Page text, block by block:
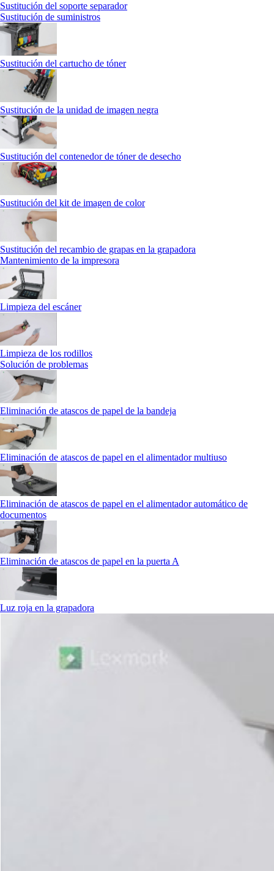
Sustitución del soporte separador
Sustitución de suministros
Sustitución del cartucho de tóner
Sustitución de la unidad de imagen negra
Sustitución del contenedor de tóner de desecho
Sustitución del kit de imagen de color
Sustitución del recambio de grapas en la grapadora
Mantenimiento de la impresora
Limpieza del escáner
Limpieza de los rodillos
Solución de problemas
Eliminación de atascos de papel de la bandeja
Eliminación de atascos de papel en el alimentador multiuso
Eliminación de atascos de papel en el alimentador automático de
documentos
Eliminación de atascos de papel en la puerta A
Luz roja en la grapadora